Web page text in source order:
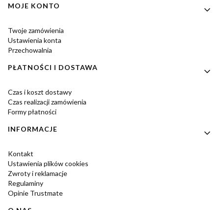
Linki w stopce
MOJE KONTO
Twoje zamówienia
Ustawienia konta
Przechowalnia
PŁATNOŚCI I DOSTAWA
Czas i koszt dostawy
Czas realizacji zamówienia
Formy płatności
INFORMACJE
Kontakt
Ustawienia plików cookies
Zwroty i reklamacje
Regulaminy
Opinie Trustmate